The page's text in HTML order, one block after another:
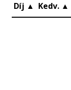
Díj ▲ Kedv. ▲